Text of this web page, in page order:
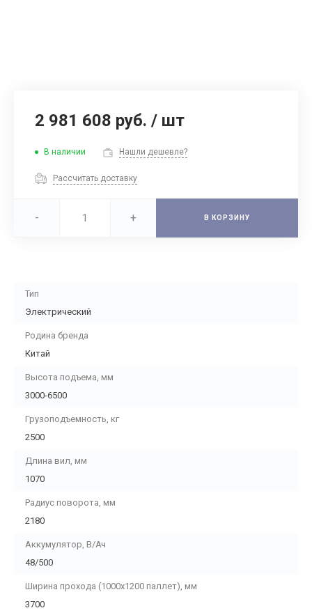
2 981 608 руб. / шт
В наличии Нашли дешевле?
Рассчитать доставку
- + В КОРЗИНУ
Тип
Электрический
Родина бренда
Китай
Высота подъема, мм
3000-6500
Грузоподъемность, кг
2500
Длина вил, мм
1070
Радиус поворота, мм
2180
Аккумулятор, В/Ач
48/500
Ширина прохода (1000х1200 паллет), мм
3700